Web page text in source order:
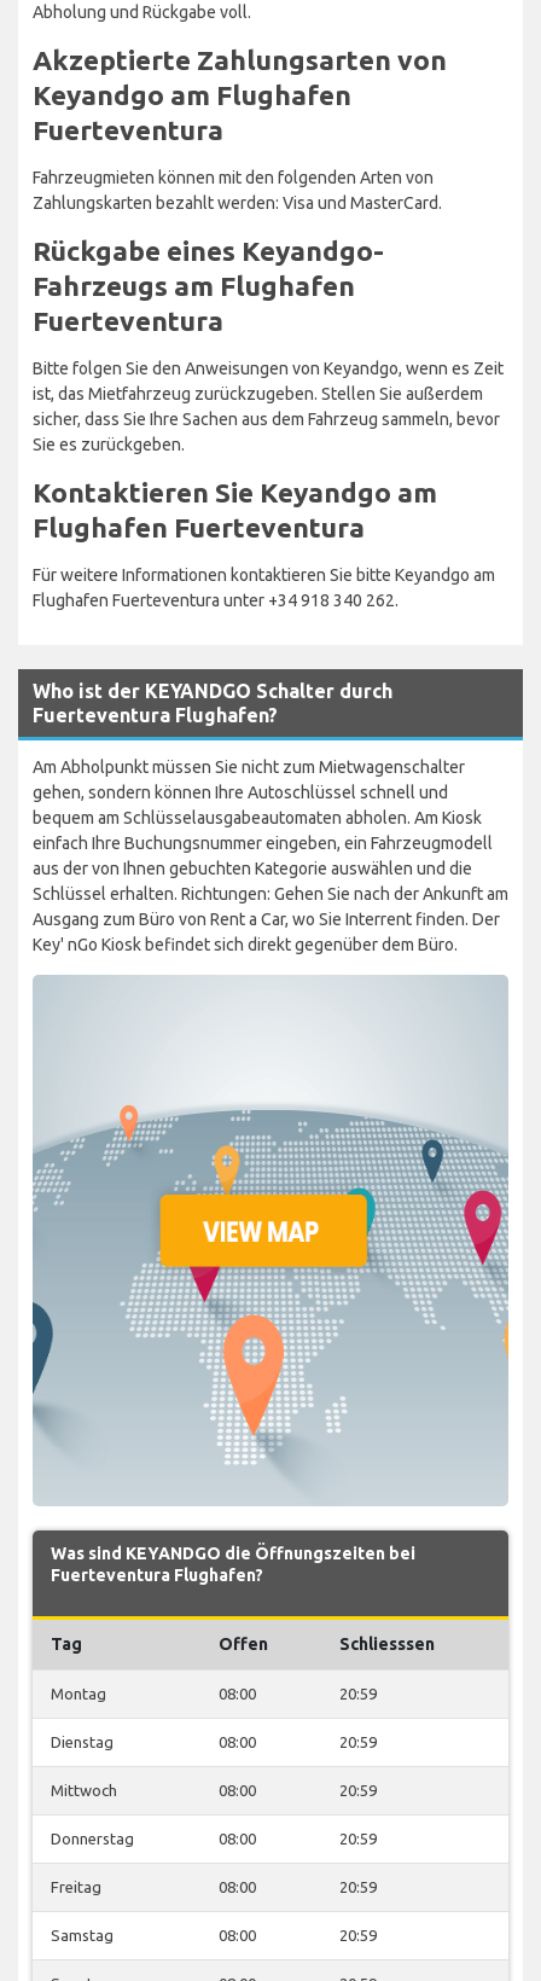
Abholung und Rückgabe voll.
Akzeptierte Zahlungsarten von
Keyandgo am Flughafen
Fuerteventura
Fahrzeugmieten können mit den folgenden Arten von
Zahlungskarten bezahlt werden: Visa und MasterCard.
Rückgabe eines Keyandgo-
Fahrzeugs am Flughafen
Fuerteventura
Bitte folgen Sie den Anweisungen von Keyandgo, wenn es Zeit
ist, das Mietfahrzeug zurückzugeben. Stellen Sie außerdem
sicher, dass Sie Ihre Sachen aus dem Fahrzeug sammeln, bevor
Sie es zurückgeben.
Kontaktieren Sie Keyandgo am
Flughafen Fuerteventura
Für weitere Informationen kontaktieren Sie bitte Keyandgo am
Flughafen Fuerteventura unter +34 918 340 262.
Who ist der KEYANDGO Schalter durch
Fuerteventura Flughafen?
Am Abholpunkt müssen Sie nicht zum Mietwagenschalter
gehen, sondern können Ihre Autoschlüssel schnell und
bequem am Schlüsselausgabeautomaten abholen. Am Kiosk
einfach Ihre Buchungsnummer eingeben, ein Fahrzeugmodell
aus der von Ihnen gebuchten Kategorie auswählen und die
Schlüssel erhalten. Richtungen: Gehen Sie nach der Ankunft am
Ausgang zum Büro von Rent a Car, wo Sie Interrent finden. Der
Key' nGo Kiosk befindet sich direkt gegenüber dem Büro.
Was sind KEYANDGO die Öffnungszeiten bei
Fuerteventura Flughafen?
Tag Offen Schliesssen
Montag 08:00 20:59
Dienstag 08:00 20:59
Mittwoch 08:00 20:59
Donnerstag 08:00 20:59
Freitag 08:00 20:59
Samstag 08:00 20:59